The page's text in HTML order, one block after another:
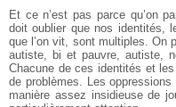
Et ce n’est pas parce qu’on
doit oublier que nos identités,
que l’on vit, sont multiples. On
autiste, bi et pauvre, autiste,
Chacune de ces identités et
de problèmes. Les
manière assez insidieuse de